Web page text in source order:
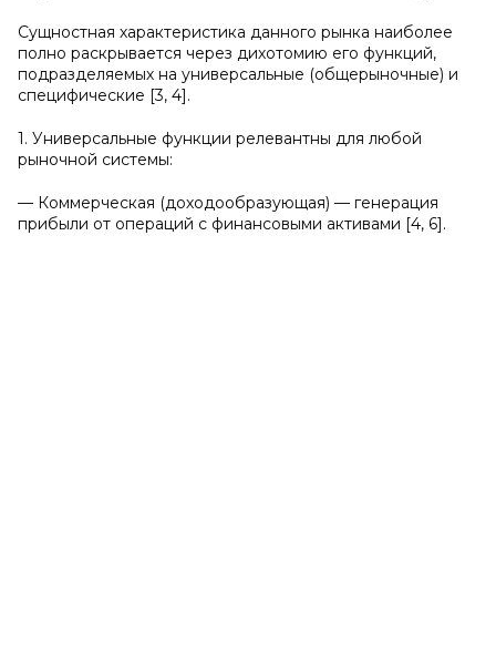
Сущностная характеристика данного рынка наиболее
полно раскрывается через дихотомию его функций,
подразделяемых на универсальные (общерыночные) и
специфические [3, 4].
1. Универсальные функции релевантны для любой
рыночной системы:
— Коммерческая (доходообразующая) — генерация
прибыли от операций с финансовыми активами [4, 6].